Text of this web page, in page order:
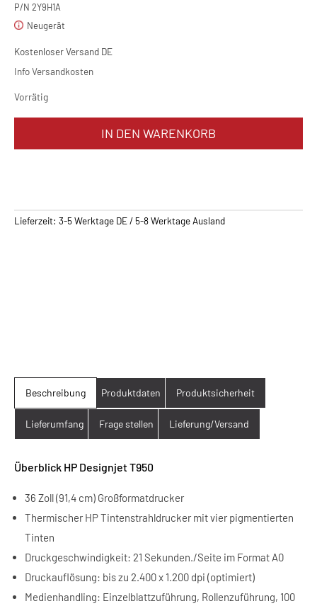
P/N 2Y9H1A
Neugerät
Kostenloser Versand DE
Info Versandkosten
Vorrätig
IN DEN WARENKORB
Lieferzeit: 3-5 Werktage DE / 5-8 Werktage Ausland
Beschreibung Produktdaten Produktsicherheit
Lieferumfang Frage stellen Lieferung/Versand
Überblick HP Designjet T950
36 Zoll (91,4 cm) Großformatdrucker
Thermischer HP Tintenstrahldrucker mit vier pigmentierten
Tinten
Druckgeschwindigkeit: 21 Sekunden./Seite im Format A0
Druckauflösung: bis zu 2.400 x 1.200 dpi (optimiert)
Medienhandling: Einzelblattzuführung, Rollenzuführung, 100